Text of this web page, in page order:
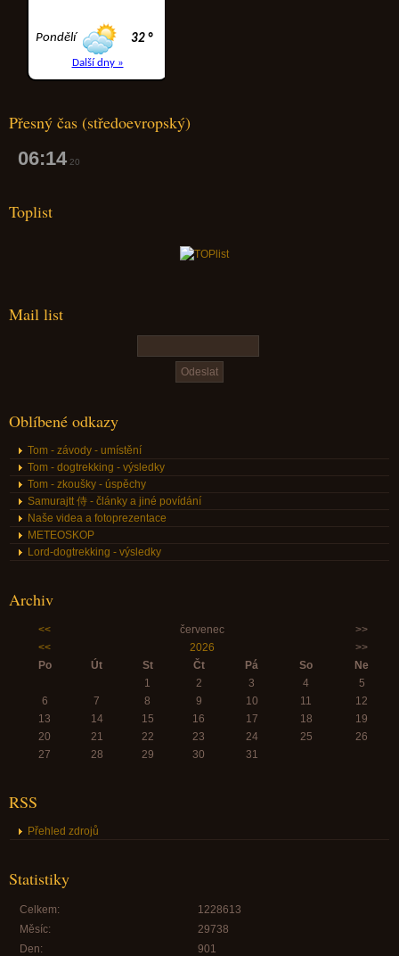
Přesný čas (středoevropský)
06:14 21
Toplist
Mail list
Oblíbené odkazy
Tom - závody - umístění
Tom - dogtrekking - výsledky
Tom - zkoušky - úspěchy
Samurajtt 侍 - články a jiné povídání
Naše videa a fotoprezentace
METEOSKOP
Lord-dogtrekking - výsledky
Archiv
<< červenec
>>
<<
2026
>>
Po
Út St Čt Pá So
Ne
1
2 3 4
5
6
7 8 9 10 11
12
13
14 15 16 17 18
19
20
21 22 23 24 25
26
27
28 29 30 31
RSS
Přehled zdrojů
Statistiky
Celkem:
1228613
Měsíc:
29738
Den:
901